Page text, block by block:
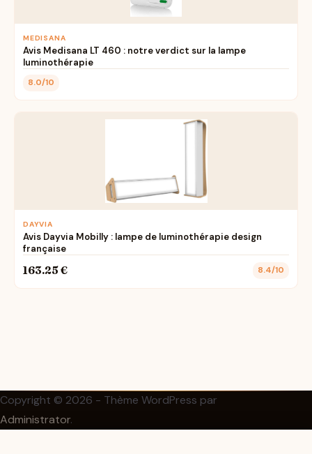
MEDISANA
Avis Medisana LT 460 : notre verdict sur la lampe
luminothérapie
8.0/10
DAYVIA
Avis Dayvia Mobilly : lampe de luminothérapie design
française
163.25 € 8.4/10
Copyright © 2026 - Thème WordPress par
Administrator.